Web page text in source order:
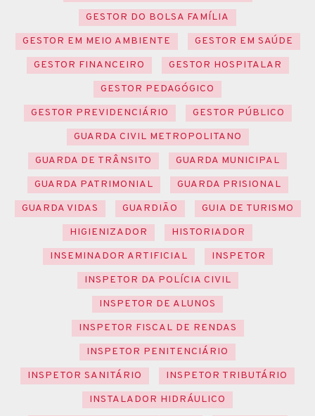
GESTOR DO BOLSA FAMÍLIA
GESTOR EM MEIO AMBIENTE
GESTOR EM SAÚDE
GESTOR FINANCEIRO
GESTOR HOSPITALAR
GESTOR PEDAGÓGICO
GESTOR PREVIDENCIÁRIO
GESTOR PÚBLICO
GUARDA CIVIL METROPOLITANO
GUARDA DE TRÂNSITO
GUARDA MUNICIPAL
GUARDA PATRIMONIAL
GUARDA PRISIONAL
GUARDA VIDAS
GUARDIÃO
GUIA DE TURISMO
HIGIENIZADOR
HISTORIADOR
INSEMINADOR ARTIFICIAL
INSPETOR
INSPETOR DA POLÍCIA CIVIL
INSPETOR DE ALUNOS
INSPETOR FISCAL DE RENDAS
INSPETOR PENITENCIÁRIO
INSPETOR SANITÁRIO
INSPETOR TRIBUTÁRIO
INSTALADOR HIDRÁULICO